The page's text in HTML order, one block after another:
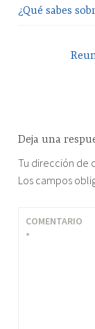
de
¿Qué sabes
Deja una
Tu dirección de
Los campos
COMENTARIO
*